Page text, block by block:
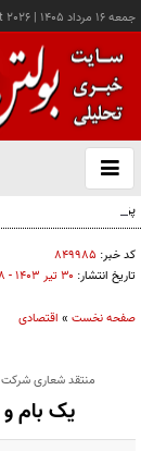
جمعه ۱۶ مرداد ۱۴۰۵ |
2026
باز
و
پزشکیان: خدمت بی‌منت و
کد خبر: ۸۴۹۹۸۵
تاریخ انتشار: ۳۰ تير ۱۴۰۳ - ۲۲:۳۸
صفحه نخست » اقتصادی
منتقد شعاری شرکت
یک بام و